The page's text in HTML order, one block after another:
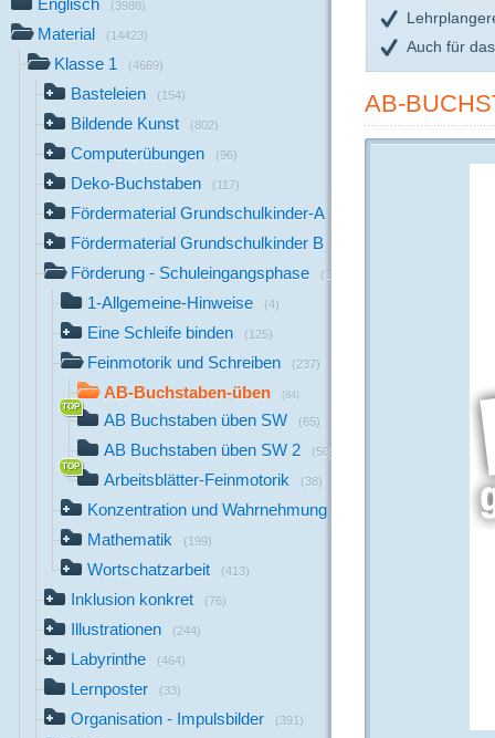
Englisch (3988)
Material (14423)
Klasse 1 (4669)
Basteleien (154)
Bildende Kunst (802)
Computerübungen (96)
Deko-Buchstaben (117)
Fördermaterial Grundschulkinder-A
Fördermaterial Grundschulkinder B
Förderung - Schuleingangsphase (1142)
1-Allgemeine-Hinweise (4)
Eine Schleife binden (125)
Feinmotorik und Schreiben (237)
AB-Buchstaben-üben (84)
AB Buchstaben üben SW (65)
AB Buchstaben üben SW 2 (50)
Arbeitsblätter-Feinmotorik (38)
Konzentration und Wahrnehmung
Mathematik (199)
Wortschatzarbeit (413)
Inklusion konkret (76)
Illustrationen (244)
Labyrinthe (464)
Lernposter (33)
Organisation - Impulsbilder (391)
Auch für
AB-